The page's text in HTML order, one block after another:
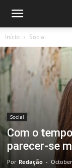
Início Social
Social
Com o
parecer-se
Por Redação -